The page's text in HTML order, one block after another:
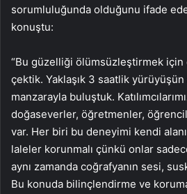
sorumluluğunda olduğunu ifade
konuştu:
“Bu güzelliği ölümsüzleştirmek
çektik. Yaklaşık 3 saatlik
manzarayla buluştuk.
doğaseverler, öğretmenler,
var. Her biri bu deneyimi kendi
laleler korunmalı çünkü onlar
aynı zamanda coğrafyanın sesi,
Bu konuda bilinçlendirme ve